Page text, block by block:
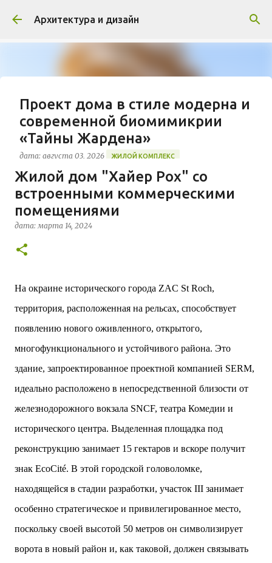
К основному контенту
Архитектура и дизайн
Проект дома в стиле модерна и
современной биомимикрии
«Тайны Жардена»
дата: августа 03, 2026 ЖИЛОЙ КОМПЛЕКС
В марте 2026 года в Монпелье завершилось
строительство знакового жилого комплекса
«Jardins Secrets» от бюро Vincent Callebaut
Architectures. Проект, расположенный на
территории бывшей пехотной школы (EAI) в
районе Cité Créative, стал примером гармоничной
интеграции современной архитектуры в
двух объектов: «Théia» (75 квартир, из которых 17
м²) и «Opale & Sens» (38 квартир, включая 11
доступных, площадь 2 845 м²). В общей сложности
строгих норм пожарной безопасности,
принципов биоразнообразия и социальной
победой в городском конкурсе 2021 года и
получением престижной награды «Серебряная
застройщиков Окситании в 2024 году. Концепция
«Jardins Secrets» — это современный
стремились объединить память о военном
прошлом участка с принц...
0
Жилой дом "Хайер Рох" со
встроенными коммерческими
помещениями
дата:марта 14, 2024
На окраине исторического города ZAC St Roch,
территория, расположенная на рельсах, способствует
появлению нового оживленного, открытого,
многофункционального и устойчивого района. Это
здание, запроектированное проектной компанией SERM,
идеально расположено в непосредственной близости от
железнодорожного вокзала SNCF, театра Комедии и
исторического центра. Выделенная площадка под
реконструкцию занимает 15 гектаров и вскоре получит
знак EcoCité. В этой городской головоломке,
находящейся в стадии разработки, участок III занимает
особенно стратегическое и привилегированное место,
поскольку своей высотой 50 метров он символизирует
ворота в новый район и, как таковой, должен связывать